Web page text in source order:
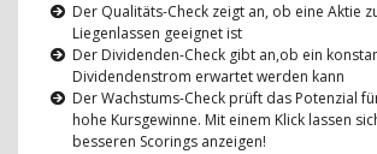
Der Qualitäts-Check zeigt an, ob eine Aktie
Liegenlassen geeignet ist
Der Dividenden-Check gibt an,ob ein
Dividendenstrom erwartet werden kann
Der Wachstums-Check prüft das Potenzial
hohe Kursgewinne. Mit einem Klick lassen
besseren Scorings anzeigen!